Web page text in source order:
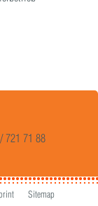
721 71 88
Sitemap